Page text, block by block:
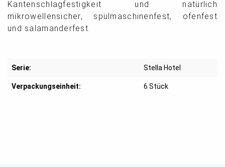
Kantenschlagfestigkeit und natürlich
mikrowellensicher, spülmaschinenfest, ofenfest
und salamanderfest.
Serie: Stella Hotel
Verpackungseinheit: 6 Stück